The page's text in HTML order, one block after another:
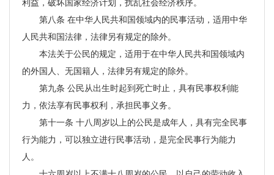
第八条 在中华人民共和国领域内的民事活动，适用中华
人民共和国法律，法律另有规定的除外。
本法关于公民的规定，适用于在中华人民共和国领域内
的外国人、无国籍人，法律另有规定的除外。
第九条 公民从出生时起到死亡时止，具有民事权利能
力，依法享有民事权利，承担民事义务。
第十一条 十八周岁以上的公民是成年人，具有完全民事
行为能力，可以独立进行民事活动，是完全民事行为能力
人。